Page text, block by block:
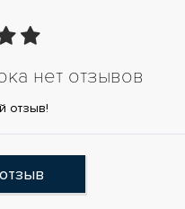
нет отзывов
отзыв!